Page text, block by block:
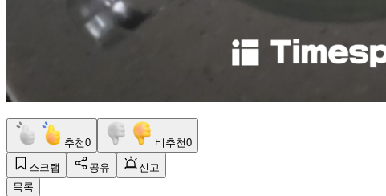
추천0 비추천0
스크랩 공유
신고
목록